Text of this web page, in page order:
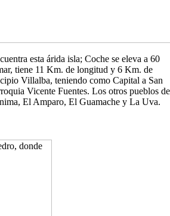
esta árida isla; Coche se eleva a 60
tiene 11 Km. de longitud y 6 Km. de
Villalba, teniendo como Capital a San
Vicente Fuentes. Los otros pueblos de
El Amparo, El Guamache y La Uva.